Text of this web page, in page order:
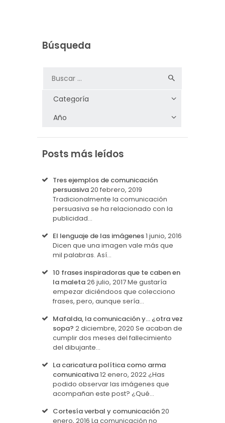
Búsqueda
Posts más leídos
Tres ejemplos de comunicación
persuasiva20 febrero, 2019
Tradicionalmente la comunicación
persuasiva se ha relacionado con la
publicidad…
El lenguaje de las imágenes1 junio, 2016
Dicen que una imagen vale más que
mil palabras. Así…
10 frases inspiradoras que te caben en
la maleta26 julio, 2017Me gustaría
empezar diciéndoos que colecciono
frases, pero, aunque sería…
Mafalda, la comunicación y… ¿otra vez
sopa? 2 diciembre, 2020 Se acaban de
cumplir dos meses del fallecimiento
del dibujante…
La caricatura política como arma
comunicativa12 enero, 2022¿Has
podido observar las imágenes que
acompañan este post? ¿Qué…
Cortesía verbal y comunicación20
enero, 2016 La comunicación no